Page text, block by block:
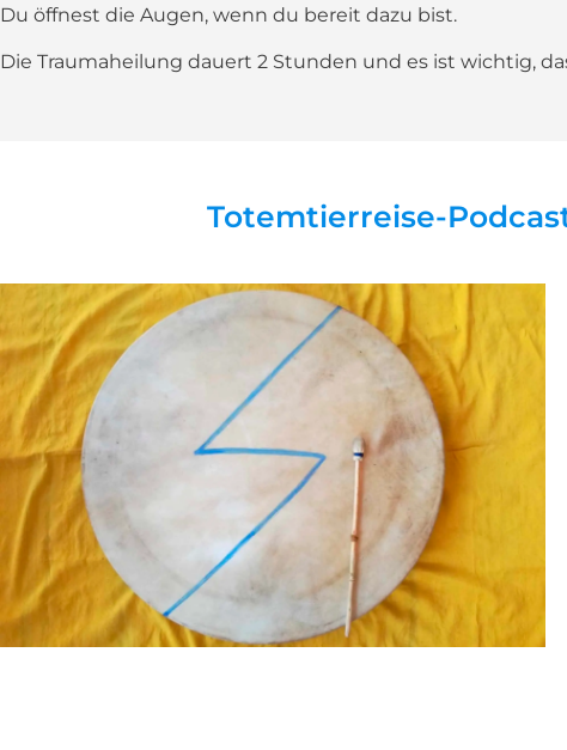
Du öffnest die Augen, wenn du bereit dazu bist.
Die Traumaheilung dauert 2 Stunden und es ist wichtig,
Totemtierreise-